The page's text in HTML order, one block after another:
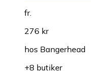
fr.
276 kr
hos Bangerhead
+8 butiker